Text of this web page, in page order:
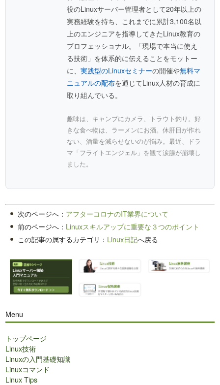
役のLinuxサーバー管理者として20年以上の
実務経験を持ち、これまでに累計3,100名以
上のエンジニアを指導してきたLinux教育の
プロフェッショナル。「現場で本当に使え
る技術」を体系的に伝えることをモットー
に、実践型のLinuxセミナーの開催や無料マ
ニュアルの配布を通じてLinux人材の育成に
取り組んでいる。
趣味は、キャンプにカメラ、トラウト釣り。好
きな食べ物は、ラーメンにお酒。休肝日が作れ
ない、酒量を減らせないのが悩み。最近、ドラ
マ「フライトエンジェル」を観て涙腺が崩壊し
ました。
次のページへ： アフターコロナのIT業界について
前のページへ： Linuxスキルアップに重要な３つのポイント
この記事の属するカテゴリ： Linux日記へ戻る
Menu
トップページ
Linux技術
Linuxの入門基礎知識
Linuxコマンド
Linux Tips